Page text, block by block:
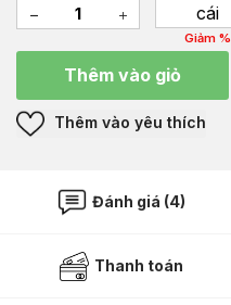
cái
Giảm %
Thêm vào giỏ
Thêm vào yêu thích
Đánh giá (4)
Thanh toán